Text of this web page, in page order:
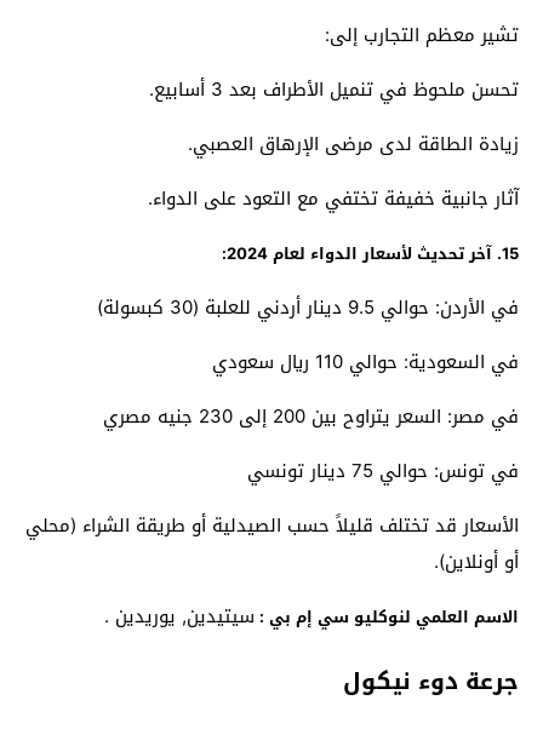
تشير معظم التجارب إلى:
تحسن ملحوظ في تنميل الأطراف بعد 3 أسابيع.
زيادة الطاقة لدى مرضى الإرهاق العصبي.
آثار جانبية خفيفة تختفي مع التعود على الدواء.
15. آخر تحديث لأسعار الدواء لعام 2024:
في الأردن: حوالي 9.5 دينار أردني للعلبة (30 كبسولة)
في السعودية: حوالي 110 ريال سعودي
في مصر: السعر يتراوح بين 200 إلى 230 جنيه مصري
في تونس: حوالي 75 دينار تونسي
الأسعار قد تختلف قليلاً حسب الصيدلية أو طريقة الشراء (محلي
أو أونلاين).
الاسم العلمي لنوكليو سي إم بي : سيتيدين, يوريدين .
جرعة دوء نيكول